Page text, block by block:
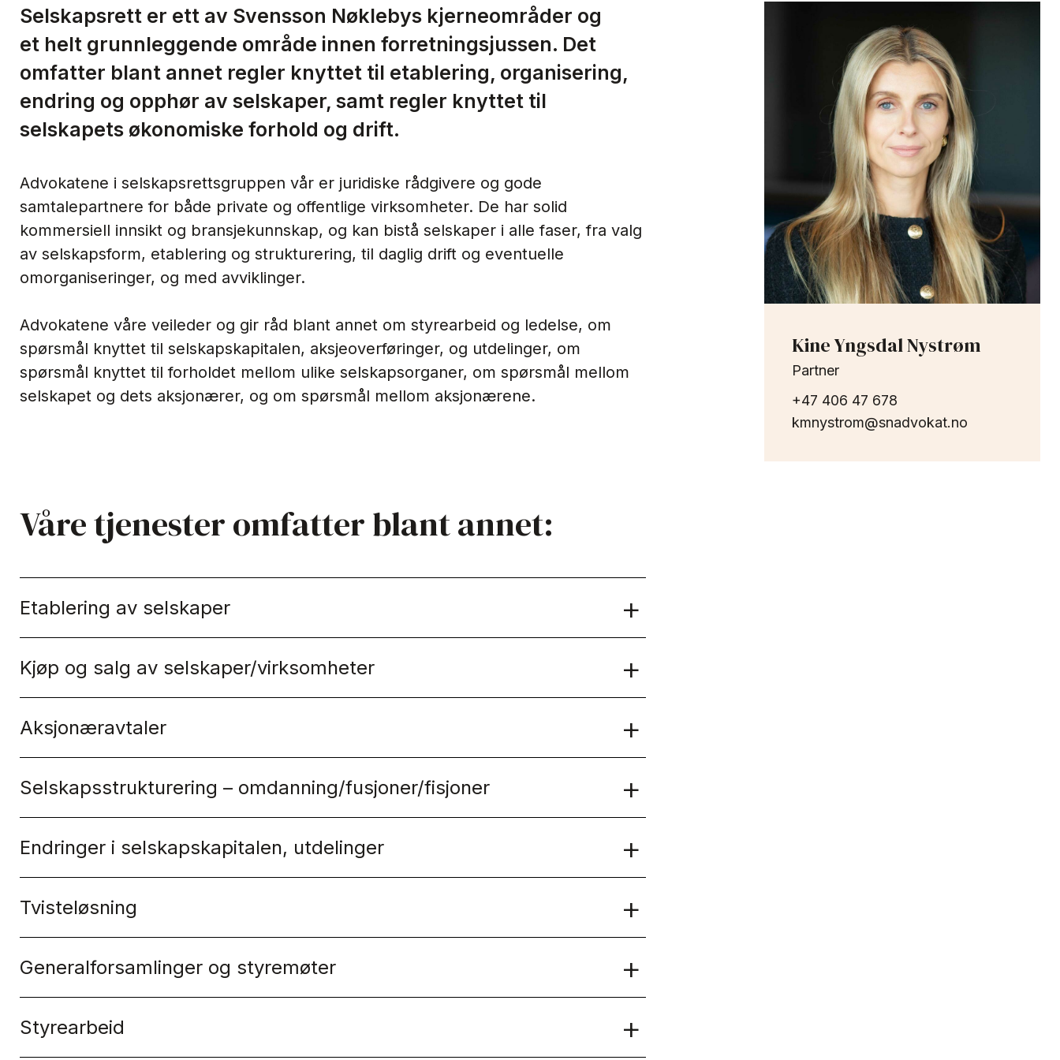
Selskapsrett er ett av Svensson Nøklebys kjerneområder og
et helt grunnleggende område innen forretningsjussen. Det
omfatter blant annet regler knyttet til etablering, organisering,
endring og opphør av selskaper, samt regler knyttet til
selskapets økonomiske forhold og drift.
Advokatene i selskapsrettsgruppen vår er juridiske rådgivere og gode
samtalepartnere for både private og offentlige virksomheter. De har solid
kommersiell innsikt og bransjekunnskap, og kan bistå selskaper i alle faser, fra valg
av selskapsform, etablering og strukturering, til daglig drift og eventuelle
omorganiseringer, og med avviklinger.
Advokatene våre veileder og gir råd blant annet om styrearbeid og ledelse, om
spørsmål knyttet til selskapskapitalen, aksjeoverføringer, og utdelinger, om
spørsmål knyttet til forholdet mellom ulike selskapsorganer, om spørsmål mellom
selskapet og dets aksjonærer, og om spørsmål mellom aksjonærene.
Våre tjenester omfatter blant annet:
Etablering av selskaper
Kjøp og salg av selskaper/virksomheter
Aksjonæravtaler
Selskapsstrukturering – omdanning/fusjoner/fisjoner
Endringer i selskapskapitalen, utdelinger
Tvisteløsning
Generalforsamlinger og styremøter
Styrearbeid
Kine Yngsdal Nystrøm
Partner
+47 406 47 678
kmnystrom@snadvokat.no